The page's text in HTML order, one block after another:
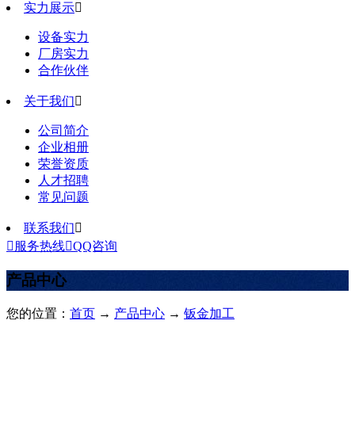
实力展示
设备实力
厂房实力
合作伙伴
关于我们
公司简介
企业相册
荣誉资质
人才招聘
常见问题
联系我们
服务热线QQ咨询
产品中心
您的位置： 首页 → 产品中心 → 钣金加工